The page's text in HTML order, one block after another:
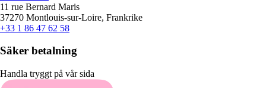
11 rue Bernard Maris
37270 Montlouis-sur-Loire, Frankrike
+33 1 86 47 62 58
Säker betalning
Handla tryggt på vår sida